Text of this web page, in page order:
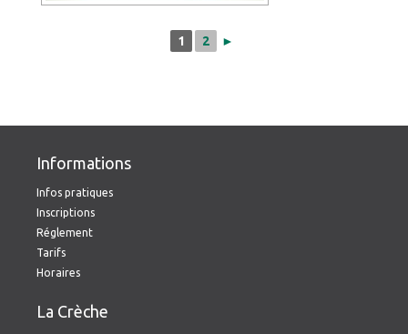
1 2 ►
Informations
Infos pratiques
Inscriptions
Réglement
Tarifs
Horaires
La Crèche